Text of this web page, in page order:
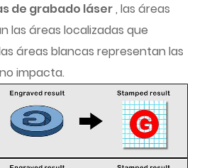
de grabado láser, las áreas
las áreas localizadas que
áreas blancas representan las
impacta.